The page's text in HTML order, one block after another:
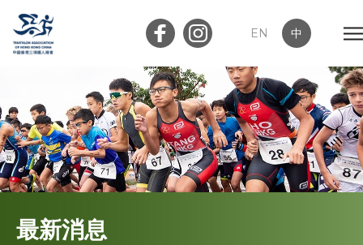
EN 中
會員登入 屬會登入
首頁
最新消息